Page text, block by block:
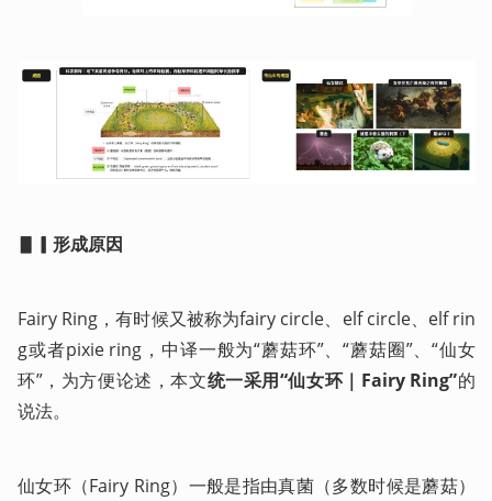
▋▎形成原因
Fairy Ring，有时候又被称为fairy circle、elf circle、elf rin
g或者pixie ring，中译一般为“蘑菇环”、“蘑菇圈”、“仙女
环”，为方便论述，本文统一采用“仙女环｜Fairy Ring”的
说法。
仙女环（Fairy Ring）一般是指由真菌（多数时候是蘑菇）